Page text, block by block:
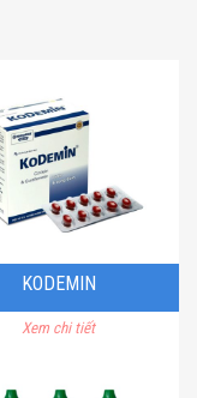
KODEMIN
Xem chi tiết